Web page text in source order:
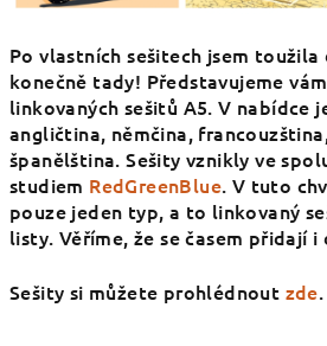
Po vlastních sešitech jsem
konečně tady! Představujeme
linkovaných sešitů A5. V nabídce
angličtina, němčina,
španělština. Sešity vznikly ve
studiem RedGreenBlue. V tuto
pouze jeden typ, a to linkovaný
listy. Věříme, že se časem přidají
Sešity si můžete prohlédnout zde.